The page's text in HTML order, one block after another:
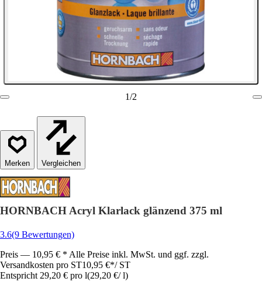
1/2
Vergleichen
HORNBACH Acryl Klarlack glänzend 375 ml
3.6(9 Bewertungen)
Preis — 10,95 € * Alle Preise inkl. MwSt. und ggf. zzgl.
Versandkosten pro ST10,95 €*/ ST
Entspricht 29,20 € pro l(29,20 €/ l)